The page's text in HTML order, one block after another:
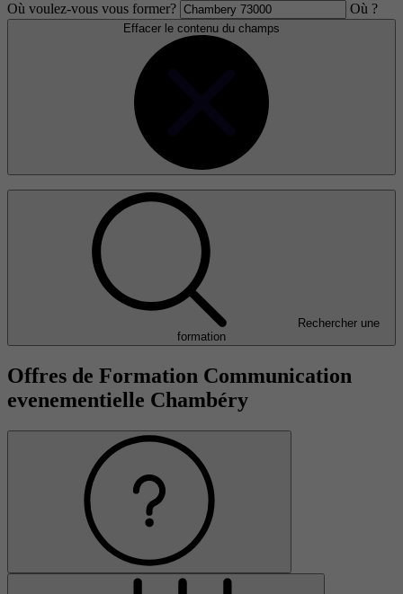
Où voulez-vous vous former? Où ?
Effacer le contenu du champs
Rechercher une
formation
Offres de Formation Communication
evenementielle Chambéry